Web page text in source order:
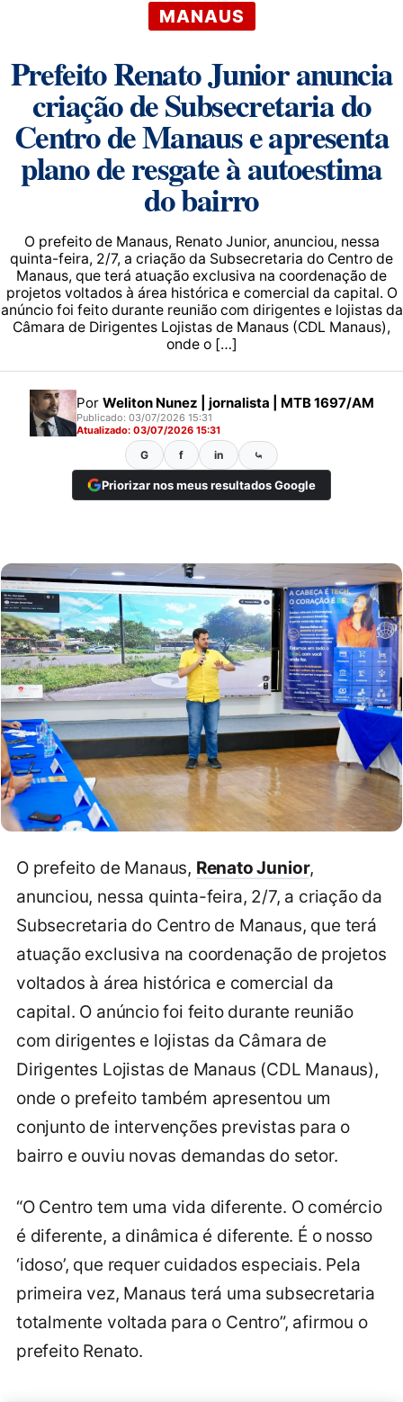
MANAUS
Prefeito Renato Junior anuncia
criação de Subsecretaria do
Centro de Manaus e apresenta
plano de resgate à autoestima
do bairro
O prefeito de Manaus, Renato Junior, anunciou, nessa
quinta-feira, 2/7, a criação da Subsecretaria do Centro de
Manaus, que terá atuação exclusiva na coordenação de
projetos voltados à área histórica e comercial da capital. O
anúncio foi feito durante reunião com dirigentes e lojistas da
Câmara de Dirigentes Lojistas de Manaus (CDL Manaus),
onde o […]
Por Weliton Nunez | jornalista | MTB 1697/AM
Publicado: 03/07/2026 15:31
Atualizado: 03/07/2026 15:31
G f in ⤿
Priorizar nos meus resultados Google
O prefeito de Manaus, Renato Junior,
anunciou, nessa quinta-feira, 2/7, a criação da
Subsecretaria do Centro de Manaus, que terá
atuação exclusiva na coordenação de projetos
voltados à área histórica e comercial da
capital. O anúncio foi feito durante reunião
com dirigentes e lojistas da Câmara de
Dirigentes Lojistas de Manaus (CDL Manaus),
onde o prefeito também apresentou um
conjunto de intervenções previstas para o
bairro e ouviu novas demandas do setor.
“O Centro tem uma vida diferente. O comércio
é diferente, a dinâmica é diferente. É o nosso
‘idoso’, que requer cuidados especiais. Pela
primeira vez, Manaus terá uma subsecretaria
totalmente voltada para o Centro”, afirmou o
prefeito Renato.